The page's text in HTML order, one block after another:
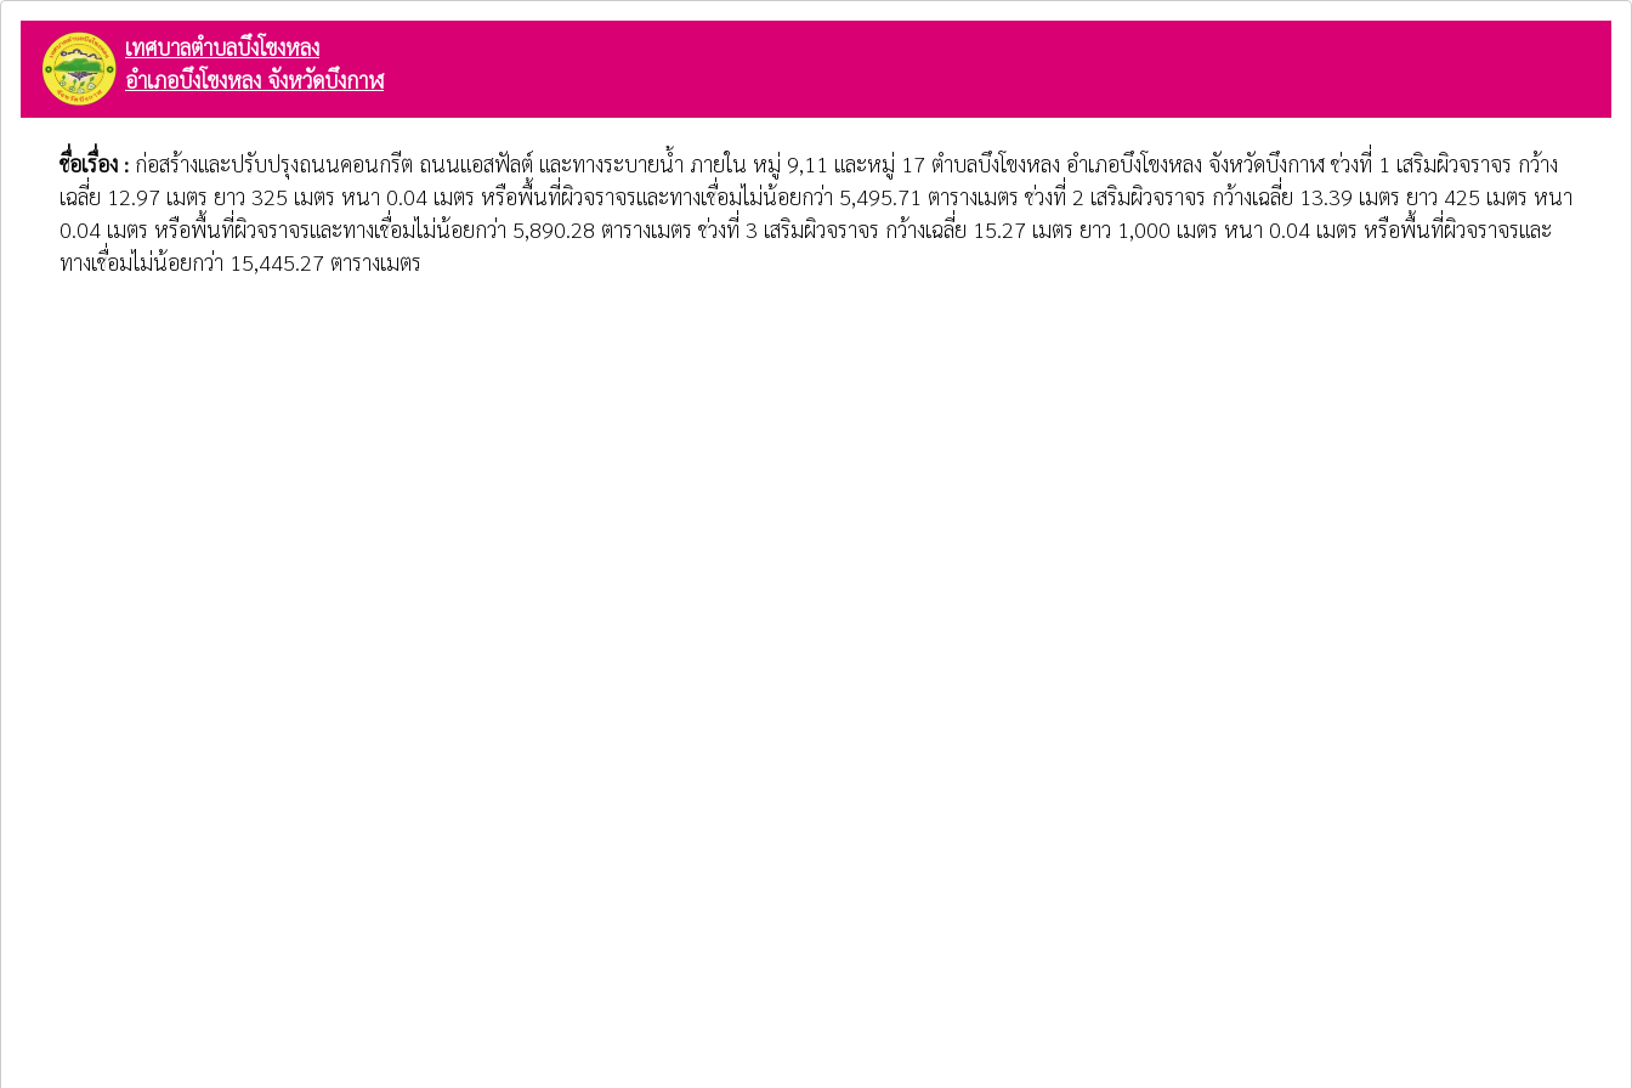
เทศบาลตำบลบึงโขงหลง
อำเภอบึงโขงหลง จังหวัดบึงกาฬ
ชื่อเรื่อง : ก่อสร้างและปรับปรุงถนนคอนกรีต ถนนแอสฟัลต์ และทางระบายน้ำ ภายใน หมู่ 9,11 และหมู่ 17 ตำบลบึงโขงหลง อำเภอบึงโขงหลง จังหวัดบึงกาฬ ช่วงที่ 1 เสริมผิวจราจร กว้าง
เฉลี่ย 12.97 เมตร ยาว 325 เมตร หนา 0.04 เมตร หรือพื้นที่ผิวจราจรและทางเชื่อมไม่น้อยกว่า 5,495.71 ตารางเมตร ช่วงที่ 2 เสริมผิวจราจร กว้างเฉลี่ย 13.39 เมตร ยาว 425 เมตร หนา
0.04 เมตร หรือพื้นที่ผิวจราจรและทางเชื่อมไม่น้อยกว่า 5,890.28 ตารางเมตร ช่วงที่ 3 เสริมผิวจราจร กว้างเฉลี่ย 15.27 เมตร ยาว 1,000 เมตร หนา 0.04 เมตร หรือพื้นที่ผิวจราจรและ
ทางเชื่อมไม่น้อยกว่า 15,445.27 ตารางเมตร